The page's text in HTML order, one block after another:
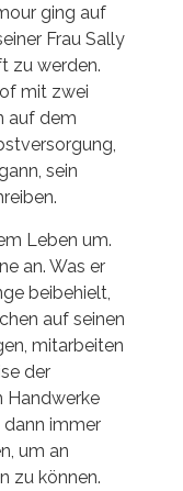
ging auf
Frau Sally
zu werden.
mit zwei
auf dem
sein
Leben um.
an. Was er
beibehielt,
auf seinen
mitarbeiten
der
Handwerke
dann immer
um an
zu können.